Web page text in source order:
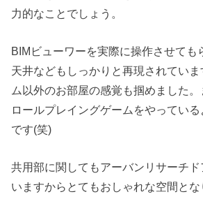
力的なことでしょう。
BIMビューワーを実際に操作させても
天井などもしっかりと再現されてい
ム以外のお部屋の感覚も掴めました
ロールプレイングゲームをやってい
です(笑)
共用部に関してもアーバンリサーチ
いますからとてもおしゃれな空間とな